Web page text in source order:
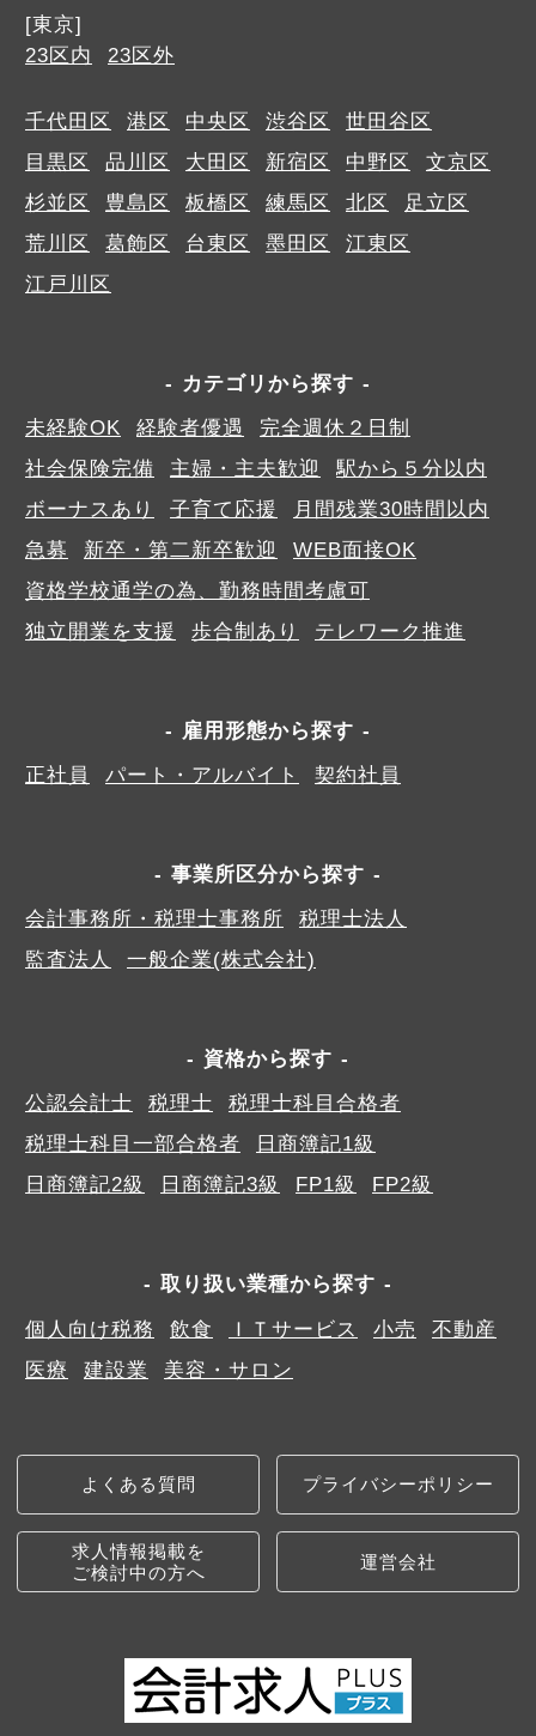
[東京]
23区内
23区外
千代田区 港区 中央区 渋谷区
世田谷区
目黒区
品川区 大田区 新宿区 中野区
文京区
杉並区
豊島区 板橋区 練馬区 北区
足立区
荒川区
葛飾区 台東区 墨田区
江東区
江戸川区
カテゴリから探す
未経験OK
経験者優遇
完全週休２日制
社会保険完備
主婦・主夫歓迎
駅から５分以内
ボーナスあり
子育て応援
月間残業30時間以内
急募
新卒・第二新卒歓迎
WEB面接OK
資格学校通学の為、勤務時間考慮可
独立開業を支援
歩合制あり テレワーク推進
雇用形態から探す
正社員
パート・アルバイト 契約社員
事業所区分から探す
会計事務所・税理士事務所
税理士法人
監査法人
一般企業(株式会社)
資格から探す
公認会計士
税理士
税理士科目合格者
税理士科目一部合格者
日商簿記1級
日商簿記2級
日商簿記3級 FP1級 FP2級
取り扱い業種から探す
個人向け税務
飲食 ＩＴサービス 小売
不動産
医療
建設業 美容・サロン
よくある質問 プライバシーポリシー
求人情報掲載を
ご検討中の方へ
運営会社